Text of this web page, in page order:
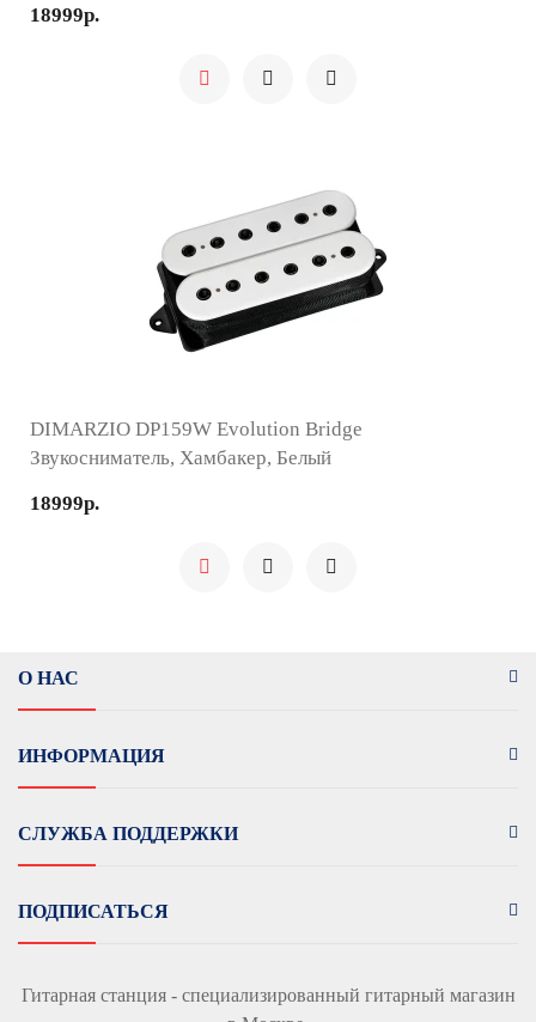
18999р.
DIMARZIO DP159W Evolution Bridge
Звукосниматель, Хамбакер, Белый
18999р.
О НАС
ИНФОРМАЦИЯ
СЛУЖБА ПОДДЕРЖКИ
ПОДПИСАТЬСЯ
Гитарная станция - специализированный гитарный магазин